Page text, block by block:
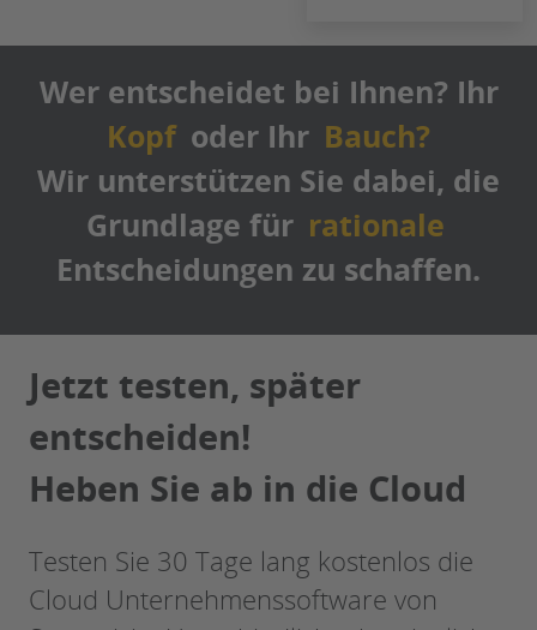
Wer entscheidet bei Ihnen? Ihr
Kopf oder Ihr Bauch?
Wir unterstützen Sie dabei, die
Grundlage für rationale
Entscheidungen zu schaffen.
Jetzt testen, später
entscheiden!
Heben Sie ab in die Cloud
Testen Sie 30 Tage lang kostenlos die
Cloud Unternehmenssoftware von